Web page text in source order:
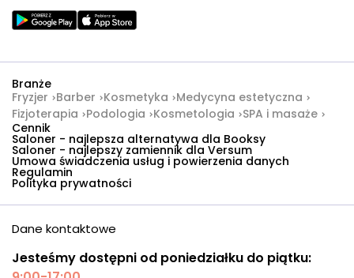
Branże
Fryzjer Barber Kosmetyka Medycyna estetyczna
Fizjoterapia Podologia Kosmetologia SPA i masaże
Cennik
Saloner - najlepsza alternatywa dla Booksy
Saloner - najlepszy zamiennik dla Versum
Umowa świadczenia usług i powierzenia danych
Regulamin
Polityka prywatności
Dane kontaktowe
Jesteśmy dostępni od poniedziałku do piątku: